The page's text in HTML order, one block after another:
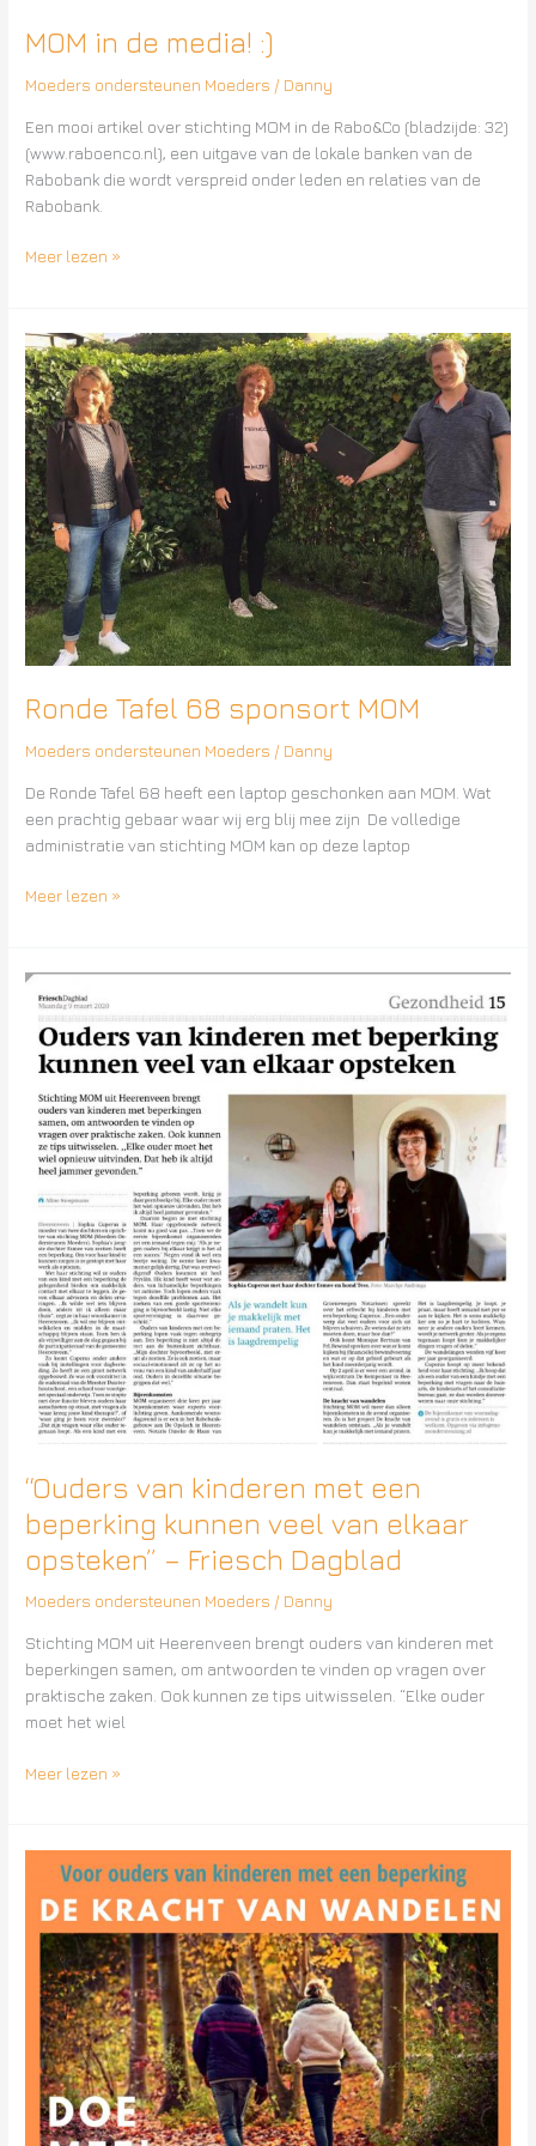
MOM in de media! :)
Moeders ondersteunen Moeders / Danny
Een mooi artikel over stichting MOM in de Rabo&Co (bladzijde: 32)
(www.raboenco.nl), een uitgave van de lokale banken van de
Rabobank die wordt verspreid onder leden en relaties van de
Rabobank.
Meer lezen »
Ronde Tafel 68 sponsort MOM
Moeders ondersteunen Moeders / Danny
De Ronde Tafel 68 heeft een laptop geschonken aan MOM. Wat
een prachtig gebaar waar wij erg blij mee zijn De volledige
administratie van stichting MOM kan op deze laptop
Ronde
Tafel
68
sponsort
MOM
Meer lezen »
“Ouders van kinderen met een
beperking kunnen veel van elkaar
opsteken” – Friesch Dagblad
Moeders ondersteunen Moeders / Danny
Stichting MOM uit Heerenveen brengt ouders van kinderen met
beperkingen samen, om antwoorden te vinden op vragen over
praktische zaken. Ook kunnen ze tips uitwisselen. “Elke ouder
moet het wiel
“Ouders
van
kinderen
met
een
beperking
kunnen
veel
van
elkaar
opsteken”
Friesch
Dagblad
Meer lezen »
Wandel
mee
2020?